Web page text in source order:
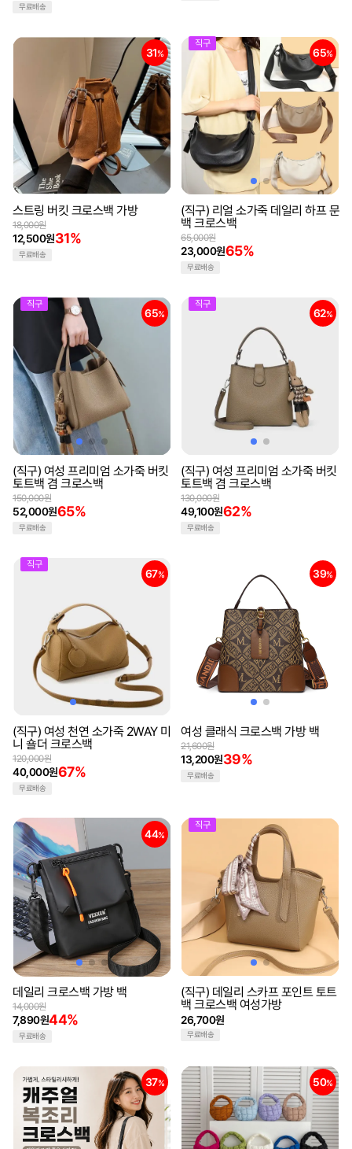
무료배송
31%
스트링 버킷 크로스백 가방
12,500원31%
18,000원
무료배송
직구
65%
(직구) 리얼 소가죽 데일리 하프 문
백 크로스백
23,000원65%
65,000원
무료배송
직구
65%
(직구) 여성 프리미엄 소가죽 버킷
토트백 겸 크로스백
52,000원65%
150,000원
무료배송
직구
62%
(직구) 여성 프리미엄 소가죽 버킷
토트백 겸 크로스백
49,100원62%
130,000원
무료배송
직구
67%
(직구) 여성 천연 소가죽 2WAY 미
니 숄더 크로스백
40,000원67%
120,000원
무료배송
39%
여성 클래식 크로스백 가방 백
13,200원39%
21,600원
무료배송
44%
데일리 크로스백 가방 백
7,890원44%
14,000원
무료배송
직구
(직구) 데일리 스카프 포인트 토트
백 크로스백 여성가방
26,700원
무료배송
37% 50%